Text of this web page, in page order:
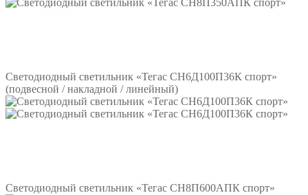
Светодиодный светильник «Тегас СН6Д100П36К спорт»
(подвесной / накладной / линейный)
Светодиодный светильник «Тегас СН8П600АПК спорт»